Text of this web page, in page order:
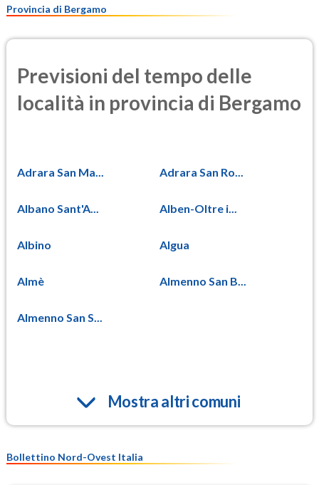
Provincia di Bergamo
Previsioni del tempo delle
località in provincia di Bergamo
Adrara San Ma... Adrara San Ro...
Albano Sant'A... Alben-Oltre i...
Albino Algua
Almè Almenno San B...
Almenno San S...
Mostra altri comuni
Bollettino Nord-Ovest Italia